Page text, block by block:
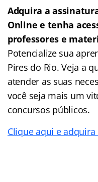
Adquira a
Online e tenha
professores e
Potencialize sua
Pires do Rio. Veja a
atender as suas
você seja mais um
concursos públicos.
Clique aqui e